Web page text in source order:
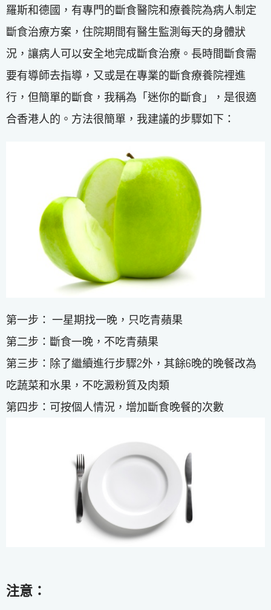
羅斯和德國，有專門的斷食醫院和療養院為病人制定
斷食治療方案，住院期間有醫生監測每天的身體狀
況，讓病人可以安全地完成斷食治療。長時間斷食需
要有導師去指導，又或是在專業的斷食療養院裡進
行，但簡單的斷食，我稱為「迷你的斷食」，是很適
合香港人的。方法很簡單，我建議的步驟如下：
第一步： 一星期找一晚，只吃青蘋果
第二步：斷食一晚，不吃青蘋果
第三步：除了繼續進行步驟2外，其餘6晚的晚餐改為
吃蔬菜和水果，不吃澱粉質及肉類
第四步：可按個人情況，增加斷食晚餐的次數
注意：